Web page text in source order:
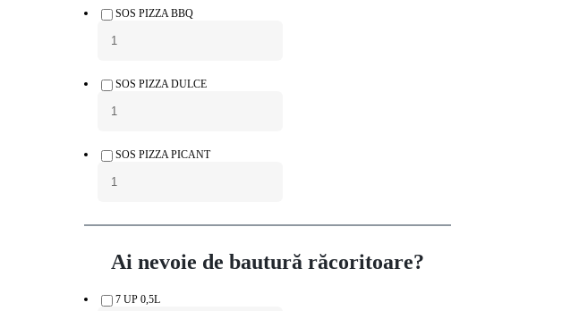
SOS PIZZA BBQ
SOS PIZZA DULCE
SOS PIZZA PICANT
Ai nevoie de bautură răcoritoare?
7 UP 0,5L